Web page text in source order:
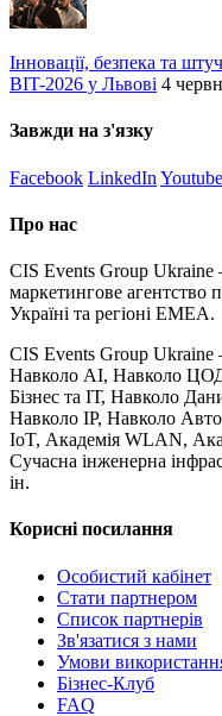
Інновації, безпека та
BIT-2026 у Львові 4
Завжди на з'язку
Facebook LinkedIn Youtube
Про нас
CIS Events Group Ukraine
маркетингове агентство
Україні та регіоні EMEA.
CIS Events Group Ukraine
Навколо AI, Навколо
Бізнес та ІТ, Навколо
Навколо IP, Навколо
IoT, Академія WLAN,
Сучасна інженерна
ін.
Корисні посилання
Особистий кабінет
Стати партнером
Список партнерів
Зв'язатися з нами
Умови
Бізнес-Клуб
FAQ